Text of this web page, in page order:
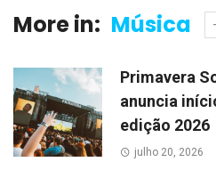
More in: Música
Primavera
anuncia
edição 2026
julho 20, 2026